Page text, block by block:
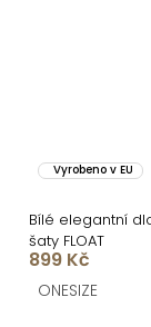
Vyrobeno v EU
Bílé elegantní
šaty FLOAT
899 Kč
ONESIZE